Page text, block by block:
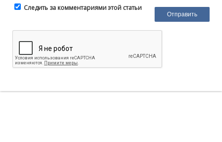
Следить за комментариями этой статьи